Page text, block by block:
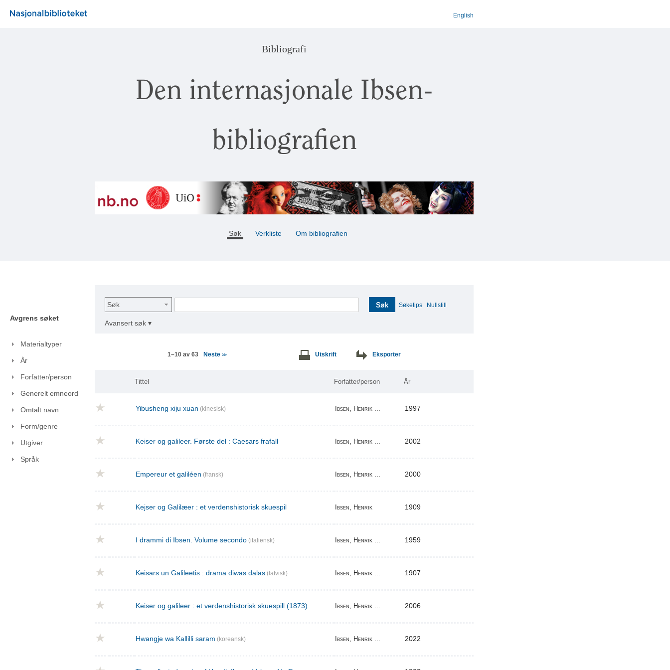
English
Bibliografi
Den internasjonale Ibsen-
bibliografien
Søk Verkliste Om bibliografien
Avgrens søket
Materialtyper
År
Forfatter/person
Generelt emneord
Omtalt navn
Form/genre
Utgiver
Språk
Søk Søk Søketips Nullstill
Avansert søk ▾
1–10 av 63 Neste>> Utskrift Eksporter
Tittel Forfatter/person År
Yibusheng xiju xuan (kinesisk) Ibsen, Henrik ... 1997
Keiser og galileer. Første del : Caesars frafall Ibsen, Henrik ... 2002
Empereur et galiléen (fransk) Ibsen, Henrik ... 2000
Kejser og Galilæer : et verdenshistorisk skuespil Ibsen, Henrik 1909
I drammi di Ibsen. Volume secondo (italiensk) Ibsen, Henrik ... 1959
Keisars un Galileetis : drama diwas dalas (latvisk) Ibsen, Henrik ... 1907
Keiser og galileer : et verdenshistorisk skuespill (1873) Ibsen, Henrik ... 2006
Hwangje wa Kallilli saram (koreansk) Ibsen, Henrik ... 2022